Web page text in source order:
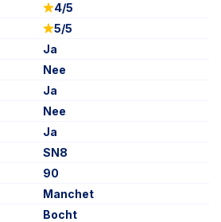
4/5
5/5
Ja
Nee
Ja
Nee
Ja
SN8
90
Manchet
Bocht